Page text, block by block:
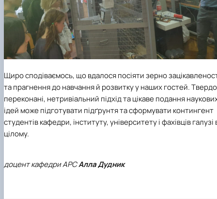
Щиро сподіваємось, що вдалося посіяти зерно
та прагнення до навчання й розвитку у наших гостей. Твердо
переконані, нетривіальний підхід та цікаве подання
ідей може підготувати підґрунтя та сформувати контингент
студентів кафедри, інституту, університету і фахівців галузі
цілому.
доцент кафедри АРСАлла Дудник